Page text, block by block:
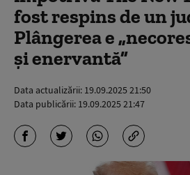
fost respins de un
Plângerea e
și enervantă”
Data actualizării: 19.09.2025 21:50
Data publicării: 19.09.2025 21:47